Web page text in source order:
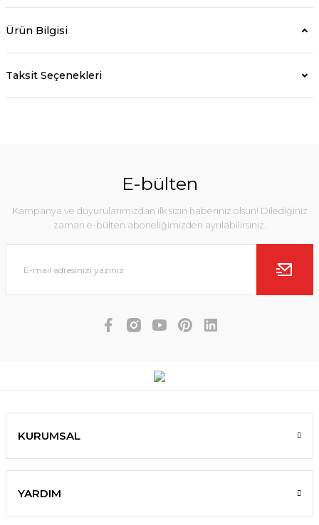
Ürün Bilgisi
Taksit Seçenekleri
E-bülten
Kampanya ve duyurularımızdan ilk sizin haberiniz olsun! Dilediğiniz
zaman e-bülten aboneliğimizden ayrılabilirsiniz.
KURUMSAL
YARDIM